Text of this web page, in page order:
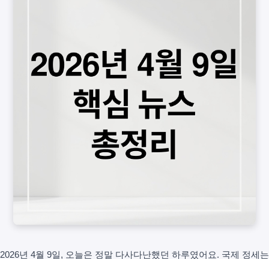
2026년 4월 9일, 오늘은 정말 다사다난했던 하루였어요. 국제 정세는